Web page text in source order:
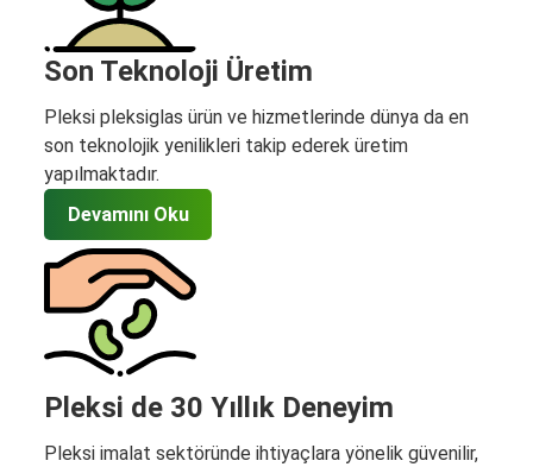
Son Teknoloji Üretim
Pleksi pleksiglas ürün ve hizmetlerinde dünya da en
son teknolojik yenilikleri takip ederek üretim
yapılmaktadır.
Devamını Oku
Pleksi de 30 Yıllık Deneyim
Pleksi imalat sektöründe ihtiyaçlara yönelik güvenilir,